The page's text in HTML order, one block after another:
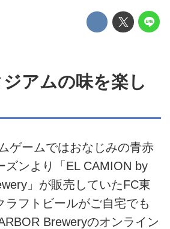
アムの味を楽し
ゲームではおなじみの青赤
ズンより「EL CAMION by
」が販売していたFC東
ラフトビールがご自宅でも
Breweryのオンライン